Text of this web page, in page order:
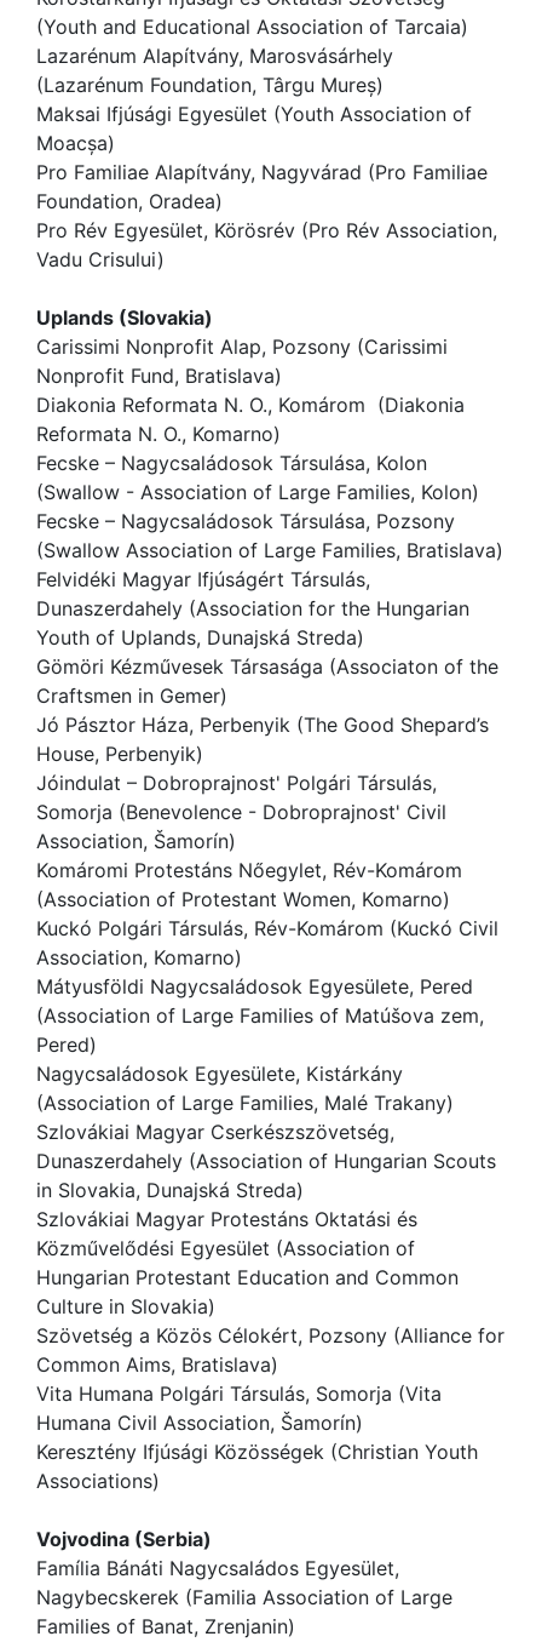
(Youth and Educational Association of Tarcaia)
Lazarénum Alapítvány, Marosvásárhely
(Lazarénum Foundation, Târgu Mureș)
Maksai Ifjúsági Egyesület (Youth Association of
Moacșa)
Pro Familiae Alapítvány, Nagyvárad (Pro Familiae
Foundation, Oradea)
Pro Rév Egyesület, Körösrév (Pro Rév Association,
Vadu Crisului)
Uplands (Slovakia)
Carissimi Nonprofit Alap, Pozsony (Carissimi
Nonprofit Fund, Bratislava)
Diakonia Reformata N. O., Komárom (Diakonia
Reformata N. O., Komarno)
Fecske – Nagycsaládosok Társulása, Kolon
(Swallow - Association of Large Families, Kolon)
Fecske – Nagycsaládosok Társulása, Pozsony
(Swallow Association of Large Families, Bratislava)
Felvidéki Magyar Ifjúságért Társulás,
Dunaszerdahely (Association for the Hungarian
Youth of Uplands, Dunajská Streda)
Gömöri Kézművesek Társasága (Associaton of the
Craftsmen in Gemer)
Jó Pásztor Háza, Perbenyik (The Good Shepard’s
House, Perbenyik)
Jóindulat – Dobroprajnost' Polgári Társulás,
Somorja (Benevolence - Dobroprajnost' Civil
Association, Šamorín)
Komáromi Protestáns Nőegylet, Rév-Komárom
(Association of Protestant Women, Komarno)
Kuckó Polgári Társulás, Rév-Komárom (Kuckó Civil
Association, Komarno)
Mátyusföldi Nagycsaládosok Egyesülete, Pered
(Association of Large Families of Matúšova zem,
Pered)
Nagycsaládosok Egyesülete, Kistárkány
(Association of Large Families, Malé Trakany)
Szlovákiai Magyar Cserkészszövetség,
Dunaszerdahely (Association of Hungarian Scouts
in Slovakia, Dunajská Streda)
Szlovákiai Magyar Protestáns Oktatási és
Közművelődési Egyesület (Association of
Hungarian Protestant Education and Common
Culture in Slovakia)
Szövetség a Közös Célokért, Pozsony (Alliance for
Common Aims, Bratislava)
Vita Humana Polgári Társulás, Somorja (Vita
Humana Civil Association, Šamorín)
Keresztény Ifjúsági Közösségek (Christian Youth
Associations)
Vojvodina (Serbia)
Família Bánáti Nagycsaládos Egyesület,
Nagybecskerek (Familia Association of Large
Families of Banat, Zrenjanin)